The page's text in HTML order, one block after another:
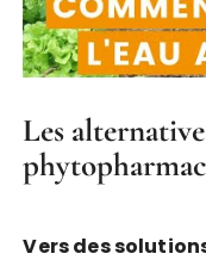
Les
Vers des